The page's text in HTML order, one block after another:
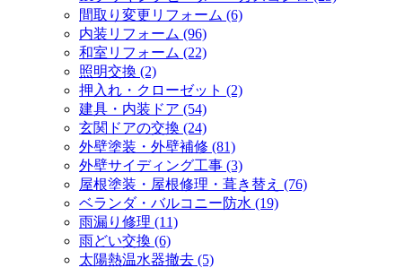
間取り変更リフォーム (6)
内装リフォーム (96)
和室リフォーム (22)
照明交換 (2)
押入れ・クローゼット (2)
建具・内装ドア (54)
玄関ドアの交換 (24)
外壁塗装・外壁補修 (81)
外壁サイディング工事 (3)
屋根塗装・屋根修理・葺き替え (76)
ベランダ・バルコニー防水 (19)
雨漏り修理 (11)
雨どい交換 (6)
太陽熱温水器撤去 (5)